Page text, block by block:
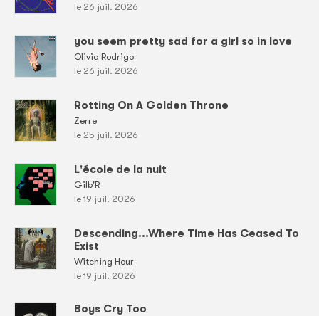
le 26 juil. 2026
you seem pretty sad for a girl so in love
Olivia Rodrigo
le 26 juil. 2026
Rotting On A Golden Throne
Zerre
le 25 juil. 2026
L'école de la nuit
Gilb'R
le 19 juil. 2026
Descending...Where Time Has Ceased To
Exist
Witching Hour
le 19 juil. 2026
Boys Cry Too